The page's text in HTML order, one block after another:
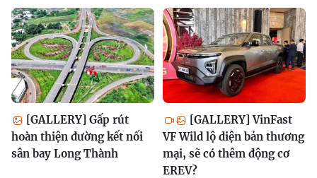
[GALLERY] Gấp rút
hoàn thiện đường kết nối
sân bay Long Thành
[GALLERY] VinFast
VF Wild lộ diện bản thương
mại, sẽ có thêm động cơ
EREV?